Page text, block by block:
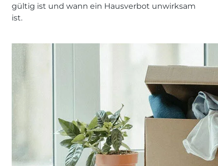
gültig ist und wann ein Hausverbot unwirksam
ist.